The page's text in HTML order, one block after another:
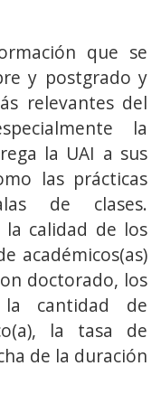
que se
y postgrado y
relevantes del
la
la UAI a sus
las prácticas
de clases.
la calidad de los
académicos(as)
doctorado, los
la cantidad de
la tasa de
de la duración